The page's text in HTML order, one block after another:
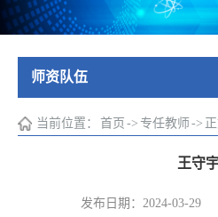
师资队伍
当前位置： 首页 -> 专任教师 ->
王守
发布日期：2024-03-29